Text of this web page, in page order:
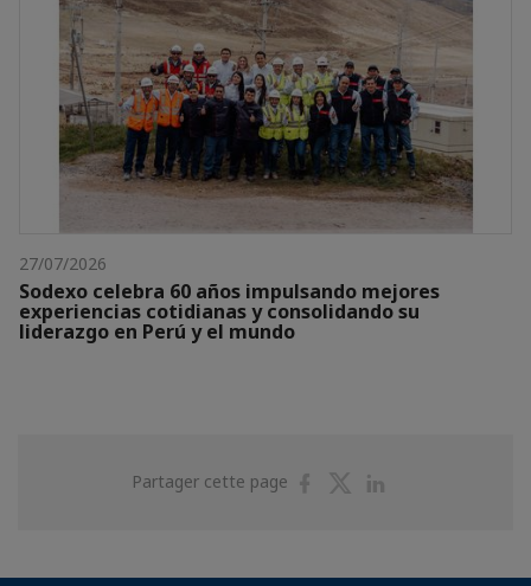
27/07/2026
Sodexo celebra 60 años impulsando mejores
experiencias cotidianas y consolidando su
liderazgo en Perú y el mundo
Partager cette page
PartagerPartager